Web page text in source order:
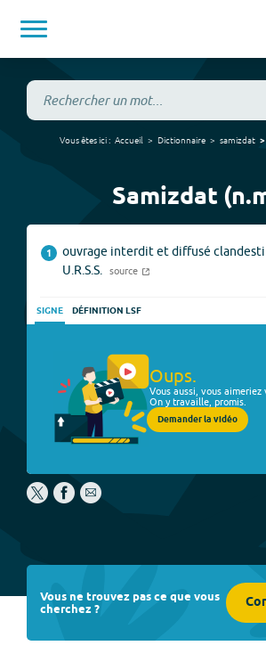
Vous êtes ici : Accueil Dictionnaire samizdat
Samizdat
1
ouvrage interdit et diffusé
U.R.S.S.
source
SIGNE DÉFINITION LSF
Oups.
Vous aussi, vous aimeriez
On y travaille, promis.
Demander la vidéo
Vous ne trouvez pas ce que vous
cherchez ?